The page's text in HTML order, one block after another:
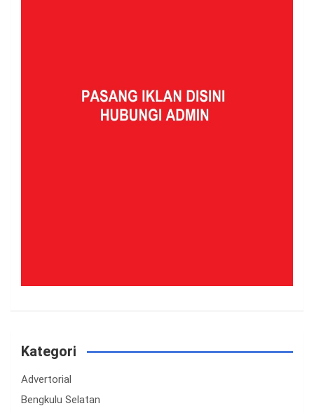
Kategori
Advertorial
Bengkulu Selatan